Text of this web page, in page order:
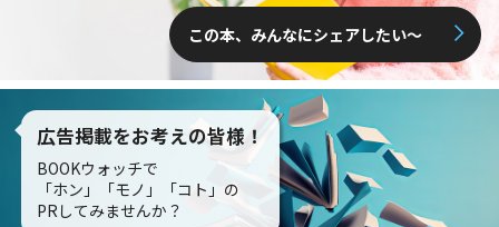
この本、みんなにシェアしたい〜
広告掲載をお考えの皆様！
BOOKウォッチで
「ホン」「モノ」「コト」の
PRしてみませんか？